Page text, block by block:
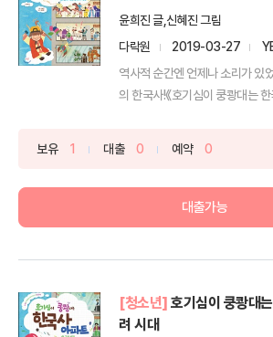
윤희진 글,신혜진 그림
다락원
2019-03-27
역사적 순간엔 언제나 소리가 있
의 한국사!《호기심이 쿵쾅대는
보유 1 대출 0 예약 0
대출가능
[청소년] 호기심이 쿵쾅대
려 시대